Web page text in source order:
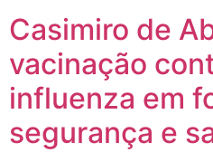
Casimiro de
vacinação
influenza em
segurança e